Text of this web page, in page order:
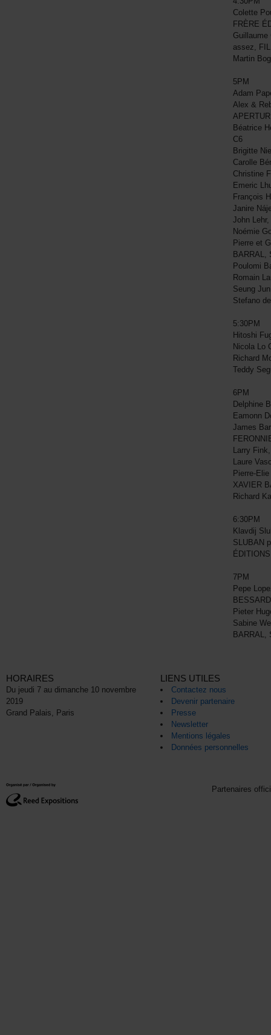
Colette
FRÈRE
Guillaume
assez,
Martin
5PM
Adam
Alex &
Béatrice
C6
Brigitte
Carolle
Christine
Emeric
François
Janire
John
Noémie
Pierre et
BARRAL,
Poulomi
Romain
Seung
Stefano
5:30PM
Hitoshi
Nicola Lo
Richard
Teddy
6PM
Delphine
Eamonn
James
Larry
Laure
Pierre-
XAVIER
Richard
6:30PM
Klavdij
SLUBAN
7PM
Pepe
Pieter
Sabine
HORAIRES
Du jeudi 7 au dimanche 10 novembre
2019
Grand Palais, Paris
LIENS UTILES
Contactez nous
Devenir partenaire
Presse
Newsletter
Mentions légales
Données personnelles
Partenaires